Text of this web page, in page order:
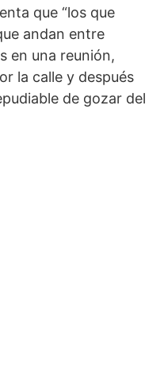
que “los que
andan entre
en una reunión,
la calle y después
de gozar del